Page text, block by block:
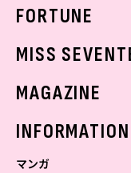
FORTUNE
MISS
MAGAZINE
INFORMATION
マンガ